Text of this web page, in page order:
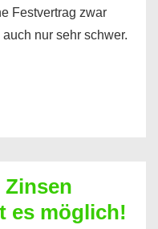
Festvertrag zwar
nur sehr schwer.
es möglich!